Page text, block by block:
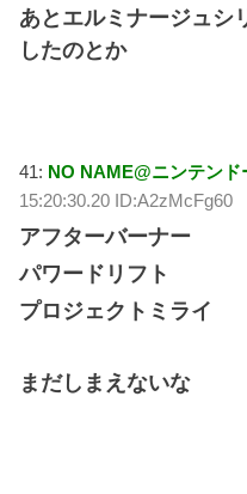
あとエルミナージュシ
したのとか
41: NO NAME@ニンテンド
15:20:30.20 ID:A2zMcFg60
アフターバーナー
パワードリフト
プロジェクトミライ
まだしまえないな